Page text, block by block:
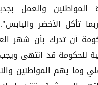
المواطنين والعمل
تأكل الأخضر
أن تدرك بأن شهر
للحكومة قد انتهى
وما يهم المواطنين